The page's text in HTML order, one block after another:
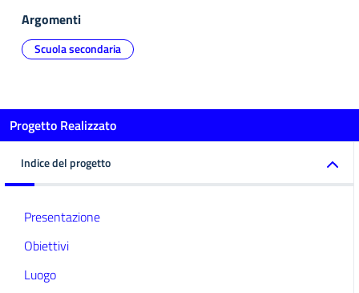
Argomenti
Scuola secondaria
Progetto Realizzato
Indice del progetto
Presentazione
Obiettivi
Luogo